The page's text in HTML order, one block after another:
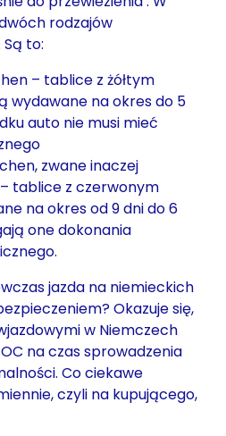
rodzajów
to:
– tablice z żółtym
wydawane na okres do 5
auto nie musi mieć
zwane inaczej
tablice z czerwonym
na okres od 9 dni do 6
one dokonania
jazda na niemieckich
Okazuje się,
w Niemczech
na czas sprowadzenia
Co ciekawe
czyli na kupującego,